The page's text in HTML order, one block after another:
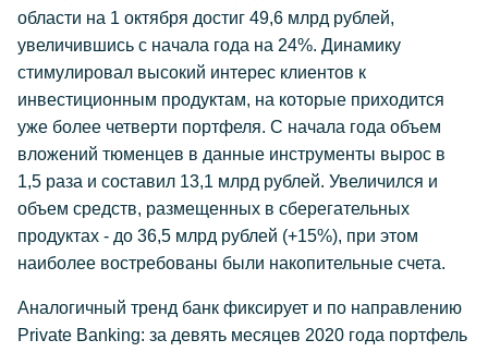
области на 1 октября достиг 49,6 млрд рублей,
увеличившись с начала года на 24%. Динамику
стимулировал высокий интерес клиентов к
инвестиционным продуктам, на которые приходится
уже более четверти портфеля. С начала года объем
вложений тюменцев в данные инструменты вырос в
1,5 раза и составил 13,1 млрд рублей. Увеличился и
объем средств, размещенных в сберегательных
продуктах - до 36,5 млрд рублей (+15%), при этом
наиболее востребованы были накопительные счета.
Аналогичный тренд банк фиксирует и по направлению
Private Banking: за девять месяцев 2020 года портфель